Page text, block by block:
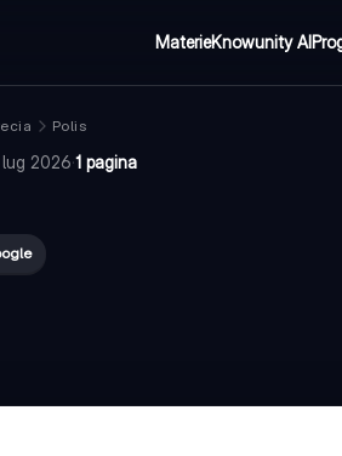
MaterieKnowunity AI
Polis
2026·1 pagina